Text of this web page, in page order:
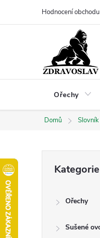
Hodnocení obchodu
Ořechy
Domů
kategorie
Kategorie
Ořechy
Sušené